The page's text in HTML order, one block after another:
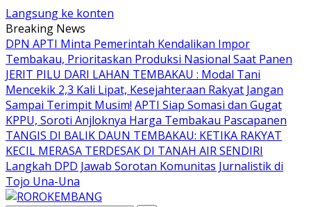
Langsung ke konten
Breaking News
DPN APTI Minta Pemerintah Kendalikan Impor
Tembakau, Prioritaskan Produksi Nasional Saat Panen
JERIT PILU DARI LAHAN TEMBAKAU ​: Modal Tani
Mencekik 2,3 Kali Lipat, Kesejahteraan Rakyat Jangan
Sampai Terimpit Musim! APTI Siap Somasi dan Gugat
KPPU, Soroti Anjloknya Harga Tembakau Pascapanen
TANGIS DI BALIK DAUN TEMBAKAU: KETIKA RAKYAT
KECIL MERASA TERDESAK DI TANAH AIR SENDIRI
Langkah DPD Jawab Sorotan Komunitas Jurnalistik di
Tojo Una-Una